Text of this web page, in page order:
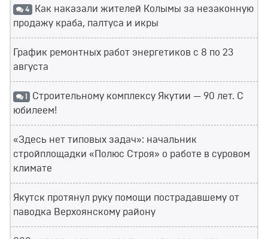
4 Как наказали жителей Колымы за незаконную
продажу краба, палтуса и икры
График ремонтных работ энергетиков с 8 по 23
августа
1 Строительному комплексу Якутии — 90 лет. С
юбилеем!
«Здесь нет типовых задач»: начальник
стройплощадки «Полюс Строя» о работе в суровом
климате
Якутск протянул руку помощи пострадавшему от
паводка Верхоянскому району